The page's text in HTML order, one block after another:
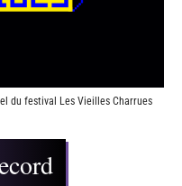
du festival Les Vieilles Charrues